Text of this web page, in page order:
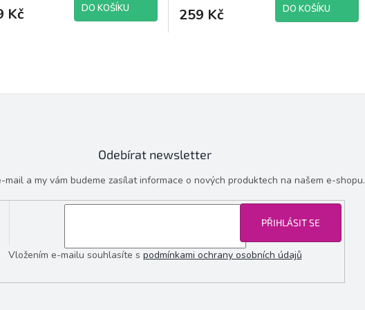
Kč DO KOŠÍKU 259 Kč DO KOŠÍKU
á
v
y
v
p
i
u
Odebírat newsletter
mail a my vám budeme zasílat informace o nových produktech na našem e-shopu.
Vložením e-mailu souhlasíte s podmínkami ochrany osobních údajů
PŘIHLÁSIT SE